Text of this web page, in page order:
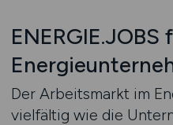
ENERGIE.JOBS
Der Arbeitsmarkt im
vielfältig wie die